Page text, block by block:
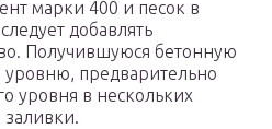
марки 400 и песок в
добавлять
Получившуюся бетонную
предварительно
уровня в нескольких
заливки.